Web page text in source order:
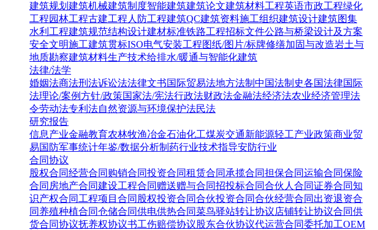
建筑规划 建筑机械建筑制度智能建筑建筑论文建筑材料工程英语市政工程绿化
工程园林工程古建工程 人防工程建筑QC建筑资料施工组织建筑设计建筑图集
水利工程建筑规范结构设计建材标准铁路工程招标文件公路与桥梁设计及方案
安全文明施工建筑贯标ISO电气安装工程图纸/图片/标牌修缮加固与改造岩土与
地质勘察建筑材料生产技术给排水/暖通与智能化建筑
法律/法学
婚姻法商法刑法诉讼法法律文书国际贸易法地方法制 中国法制史各国法律国际
法理论/案例方针/政策国家法/宪法行政法财政法金融法经济法农业经济管理法
令劳动法专利法自然资源与环境保护法民法
研究报告
信息产业金融教育农林牧渔冶金石油化工煤炭交通新能源轻工产业政策商业贸
易国防军事统计年鉴/数据分析制药行业技术指导安防行业
合同协议
股权合同经营合同 购销合同投资合同租赁合同 承揽合同担保合同运输合同保险
合同 房地产合同建设工程合同 赠送赠与合同招投标合同合伙人合同证券合同知
识产权合同 工程项目合同 股权投资合同合伙投资合同合伙经营合同 出资退资合
同 养殖种植合同仓储合同供电供热合同菜鸟驿站转让协议店铺转让协议合同供
货合同协议抚养权协议书工伤赔偿协议股东合伙协议代运营合同委托加工OEM